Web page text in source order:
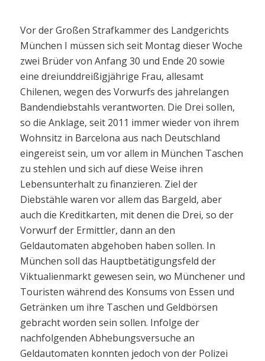
Vor der Großen Strafkammer des Landgerichts
München I müssen sich seit Montag dieser Woche
zwei Brüder von Anfang 30 und Ende 20 sowie
eine dreiunddreißigjährige Frau, allesamt
Chilenen, wegen des Vorwurfs des jahrelangen
Bandendiebstahls verantworten. Die Drei sollen,
so die Anklage, seit 2011 immer wieder von ihrem
Wohnsitz in Barcelona aus nach Deutschland
eingereist sein, um vor allem in München Taschen
zu stehlen und sich auf diese Weise ihren
Lebensunterhalt zu finanzieren. Ziel der
Diebstähle waren vor allem das Bargeld, aber
auch die Kreditkarten, mit denen die Drei, so der
Vorwurf der Ermittler, dann an den
Geldautomaten abgehoben haben sollen. In
München soll das Hauptbetätigungsfeld der
Viktualienmarkt gewesen sein, wo Münchener und
Touristen während des Konsums von Essen und
Getränken um ihre Taschen und Geldbörsen
gebracht worden sein sollen. Infolge der
nachfolgenden Abhebungsversuche an
Geldautomaten konnten jedoch von der Polizei